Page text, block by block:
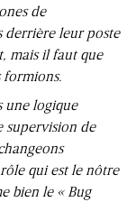
de
derrière leur poste
mais il faut que
formions.
une logique
supervision de
rôle qui est le nôtre
bien le « Bug